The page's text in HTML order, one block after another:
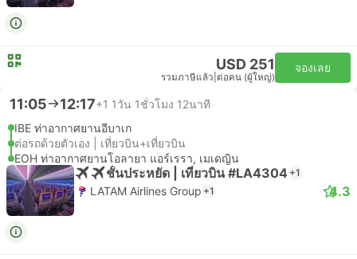
USD 251
รวมภาษีแล้ว ต่อคน (ผู้ใหญ่)
จองเลย
11:05 12:17+1 1วัน 1ชั่วโมง 12นาที
IBE ท่าอากาศยานอีบาเก
ต่อรถด้วยตัวเอง | เที่ยวบิน+เที่ยวบิน
EOH ท่าอากาศยานโอลายา แอร์เรรา, เมเดญิน
ชั้นประหยัด | เที่ยวบิน #LA4304 +1
LATAM Airlines Group +1 4.3